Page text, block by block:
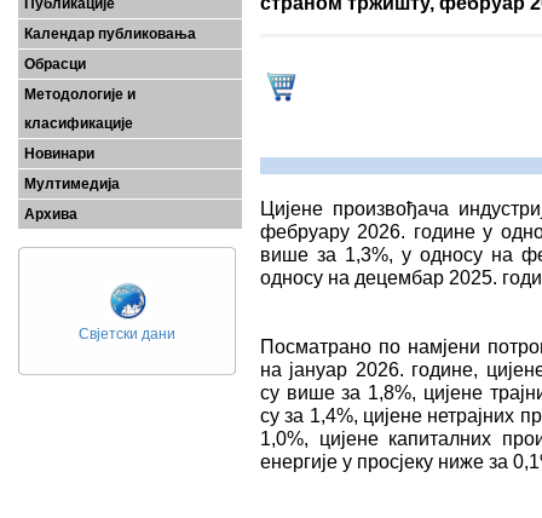
Публикације
Календар публиковања
Обрасци
Методологије и
класификације
Новинари
Мултимедија
Архива
Свјетски дани
Цијенe произвођачa
фебруару 2026. године у
више за 1,3%, у односу на
односу на децембар 2025.
Посматрано по намјени
на јануар 2026. године,
су више за 1,8%, цијене
су за 1,4%, цијене нетрајних
1,0%, цијене капиталних
енергије у просјеку ниже за